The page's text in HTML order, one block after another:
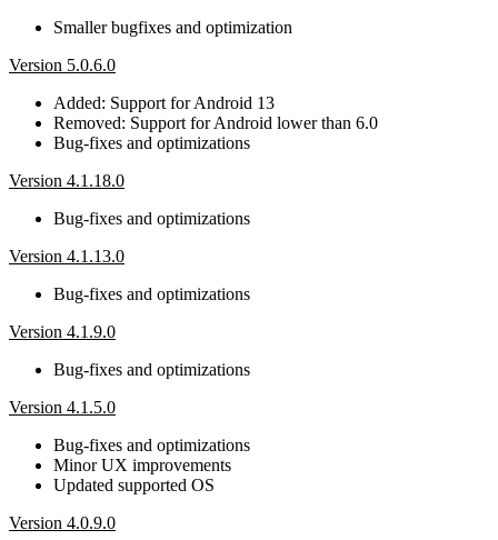
Smaller bugfixes and optimization
Version 5.0.6.0
Added: Support for Android 13
Removed: Support for Android lower than 6.0
Bug-fixes and optimizations
Version 4.1.18.0
Bug-fixes and optimizations
Version 4.1.13.0
Bug-fixes and optimizations
Version 4.1.9.0
Bug-fixes and optimizations
Version 4.1.5.0
Bug-fixes and optimizations
Minor UX improvements
Updated supported OS
Version 4.0.9.0